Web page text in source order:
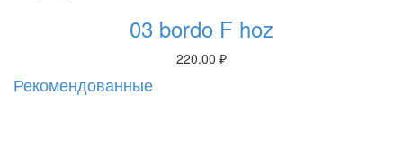
03 bordo F hoz
220.00 ₽
Рекомендованные